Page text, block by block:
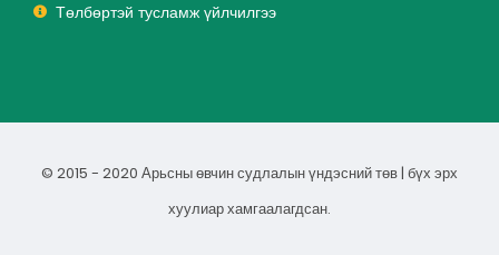
Төлбөртэй тусламж үйлчилгээ
© 2015 - 2020 Арьсны өвчин судлалын үндэсний төв | бүх эрх
хуулиар хамгаалагдсан.